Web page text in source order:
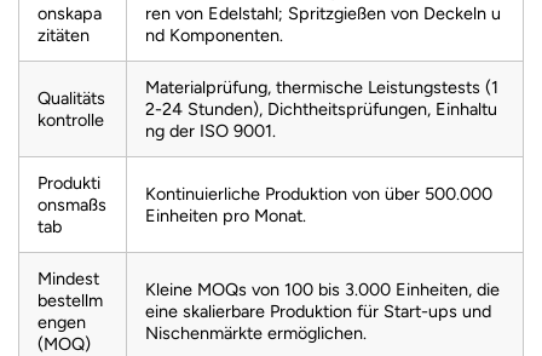
onskapa
zitäten
ren von Edelstahl; Spritzgießen von Deckeln u
nd Komponenten.
Qualitäts
kontrolle
Materialprüfung, thermische Leistungstests (1
2-24 Stunden), Dichtheitsprüfungen, Einhaltu
ng der ISO 9001.
Produkti
onsmaßs
tab
Kontinuierliche Produktion von über 500.000
Einheiten pro Monat.
Mindest
bestellm
engen
(MOQ)
Kleine MOQs von 100 bis 3.000 Einheiten, die
eine skalierbare Produktion für Start-ups und
Nischenmärkte ermöglichen.